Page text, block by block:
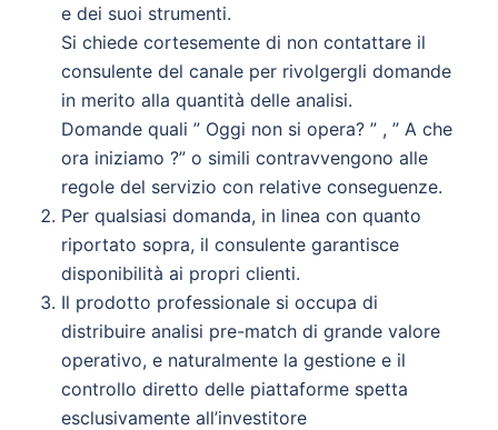
e dei suoi strumenti.
Si chiede cortesemente di non contattare il
consulente del canale per rivolgergli domande
in merito alla quantità delle analisi.
Domande quali ” Oggi non si opera? ” , ” A che
ora iniziamo ?” o simili contravvengono alle
regole del servizio con relative conseguenze.
Per qualsiasi domanda, in linea con quanto
riportato sopra, il consulente garantisce
disponibilità ai propri clienti.
Il prodotto professionale si occupa di
distribuire analisi pre-match di grande valore
operativo, e naturalmente la gestione e il
controllo diretto delle piattaforme spetta
esclusivamente all’investitore